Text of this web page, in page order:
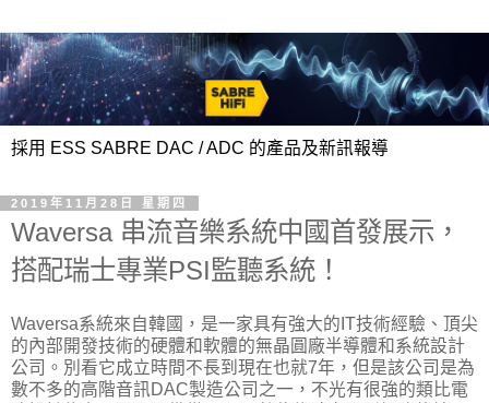
採用 ESS SABRE DAC / ADC 的產品及新訊報導
2019年11月28日 星期四
Waversa 串流音樂系統中國首發展示，
搭配瑞士專業PSI監聽系統！
Waversa系統來自韓國，是一家具有強大的IT技術經驗、頂尖
的內部開發技術的硬體和軟體的無晶圓廠半導體和系統設計
公司。別看它成立時間不長到現在也就7年，但是該公司是為
數不多的高階音訊DAC製造公司之一，不光有很強的類比電